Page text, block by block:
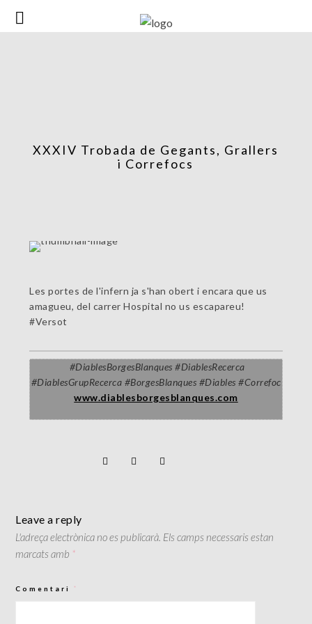
XXXIV Trobada de Gegants, Grallers
i Correfocs
Les portes de l'infern ja s'han obert i encara que us
amagueu, del carrer Hospital no us escapareu!
#Versot
#DiablesBorgesBlanques#DiablesRecerca
#DiablesGrupRecerca #BorgesBlanques #Diables #Correfoc
www.diablesborgesblanques.com
Leave a reply
L'adreça electrònica no es publicarà. Els camps necessaris estan
marcats amb *
Comentari *